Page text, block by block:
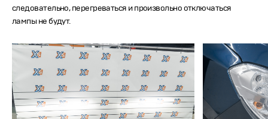
следовательно, перегреваться и произвольно отключаться
лампы не будут.